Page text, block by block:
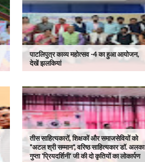
पाटलिपुत्र काव्य महोत्सव -4 का हुआ आयोजन,
देखें झलकियां
तीस साहित्यकारों, शिक्षकों और समाजसेवियों को
"अटल श्री सम्मान", वरिष्ठ साहित्यकार डॉ. अलका
गुप्ता 'प्रियदर्शिनी' जी की दो कृतियों का लोकार्पण